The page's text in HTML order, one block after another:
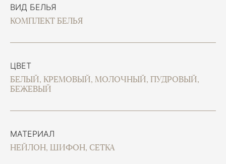
ВИД БЕЛЬЯ
КОМПЛЕКТ БЕЛЬЯ
ЦВЕТ
БЕЛЫЙ, КРЕМОВЫЙ, МОЛОЧНЫЙ, ПУДРОВЫЙ,
БЕЖЕВЫЙ
МАТЕРИАЛ
НЕЙЛОН, ШИФОН, СЕТКА